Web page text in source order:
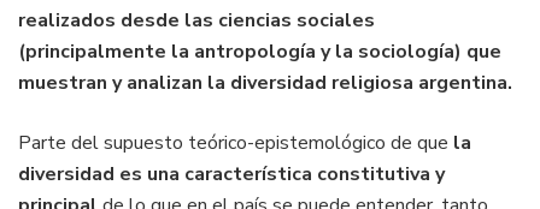
realizados desde las ciencias sociales
(principalmente la antropología y la sociología) que
muestran y analizan la diversidad religiosa argentina.
Parte del supuesto teórico-epistemológico de que la
diversidad es una característica constitutiva y